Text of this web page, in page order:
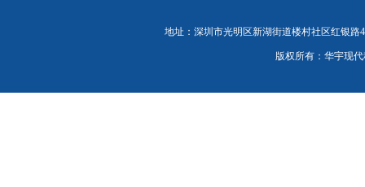
地址：深圳市光明区新湖街道楼村社区红银
版权所有：华宇现